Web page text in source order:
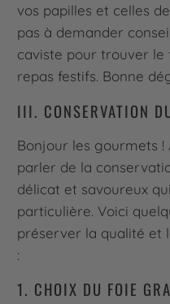
vos papilles et celles
pas à demander
caviste pour trouver
repas festifs. Bonne
III. CONSERVATION
Bonjour les gourmets !
parler de la
délicat et savoureux
particulière. Voici
préserver la qualité et
:
1. CHOIX DU FOIE